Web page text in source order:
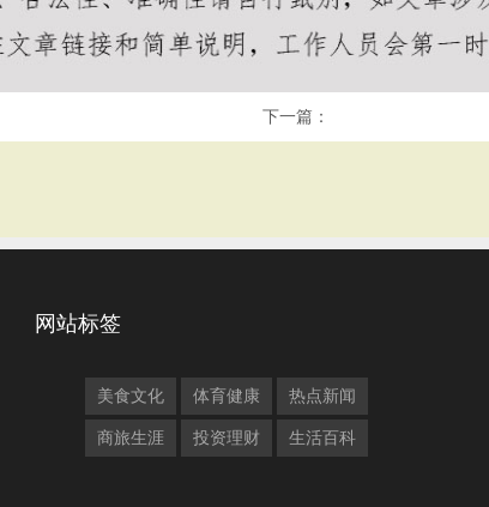
下一篇：
网站标签
美食文化 体育健康 热点新闻
商旅生涯 投资理财 生活百科